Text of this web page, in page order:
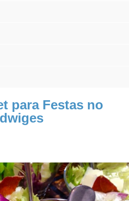
para Festas no